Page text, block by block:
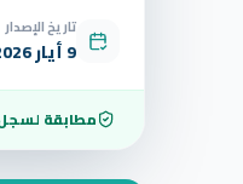
تاريخ الإصدار
9 أيار 2026
مطابقة